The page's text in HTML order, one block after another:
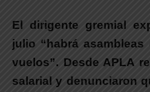
El dirigente gremial
julio “habrá
vuelos”. Desde APLA
salarial y denunciaron